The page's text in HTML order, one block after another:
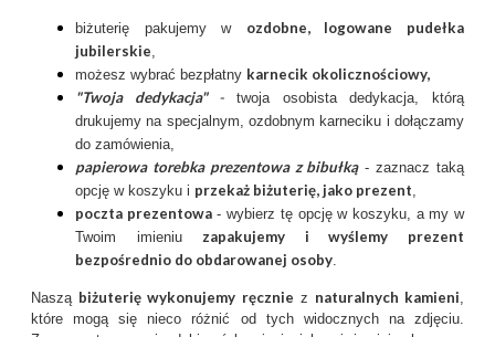
biżuterię pakujemy w ozdobne, logowane pudełka
jubilerskie
możesz wybrać bezpłatny karnecik okolicznościowy,
"Twoja dedykacja"-twoja osobista dedykacja, którą
drukujemy na specjalnym, ozdobnym karneciku i dołączamy
do zamówienia,
papierowa torebka prezentowa z bibułką- zaznacz taką
opcję w koszyku i przekaż biżuterię, jako prezent
poczta prezentowa- wybierz tę opcję w koszyku, a my w
Twoim imieniu zapakujemy i wyślemy prezent
bezpośrednio do obdarowanej osoby
Naszą biżuterię wykonujemy ręcznie z naturalnych kamieni
które mogą się nieco różnić od tych widocznych na zdjęciu.